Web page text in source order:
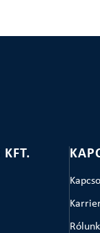
Rólunk